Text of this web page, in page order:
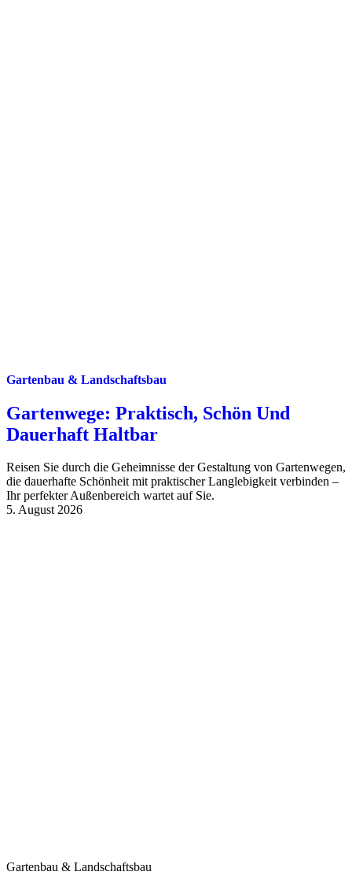
Gartenbau & Landschaftsbau
Gartenwege: Praktisch, Schön Und
Dauerhaft Haltbar
Reisen Sie durch die Geheimnisse der Gestaltung von Gartenwegen,
die dauerhafte Schönheit mit praktischer Langlebigkeit verbinden –
Ihr perfekter Außenbereich wartet auf Sie.
5. August 2026
Gartenbau & Landschaftsbau